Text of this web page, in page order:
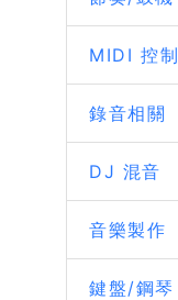
MIDI 控制
錄音相關
DJ 混音
音樂製作
鍵盤/鋼琴